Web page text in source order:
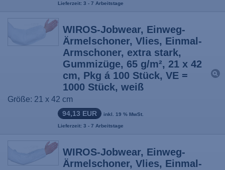
Lieferzeit: 3 - 7 Arbeitstage
WIROS-Jobwear, Einweg-
Ärmelschoner, Vlies, Einmal-
Armschoner, extra stark,
Gummizüge, 65 g/m², 21 x 42
cm, Pkg á 100 Stück, VE =
1000 Stück, weiß
Größe: 21 x 42 cm
94,13 EUR inkl. 19 % MwSt.
Lieferzeit: 3 - 7 Arbeitstage
WIROS-Jobwear, Einweg-
Ärmelschoner, Vlies, Einmal-